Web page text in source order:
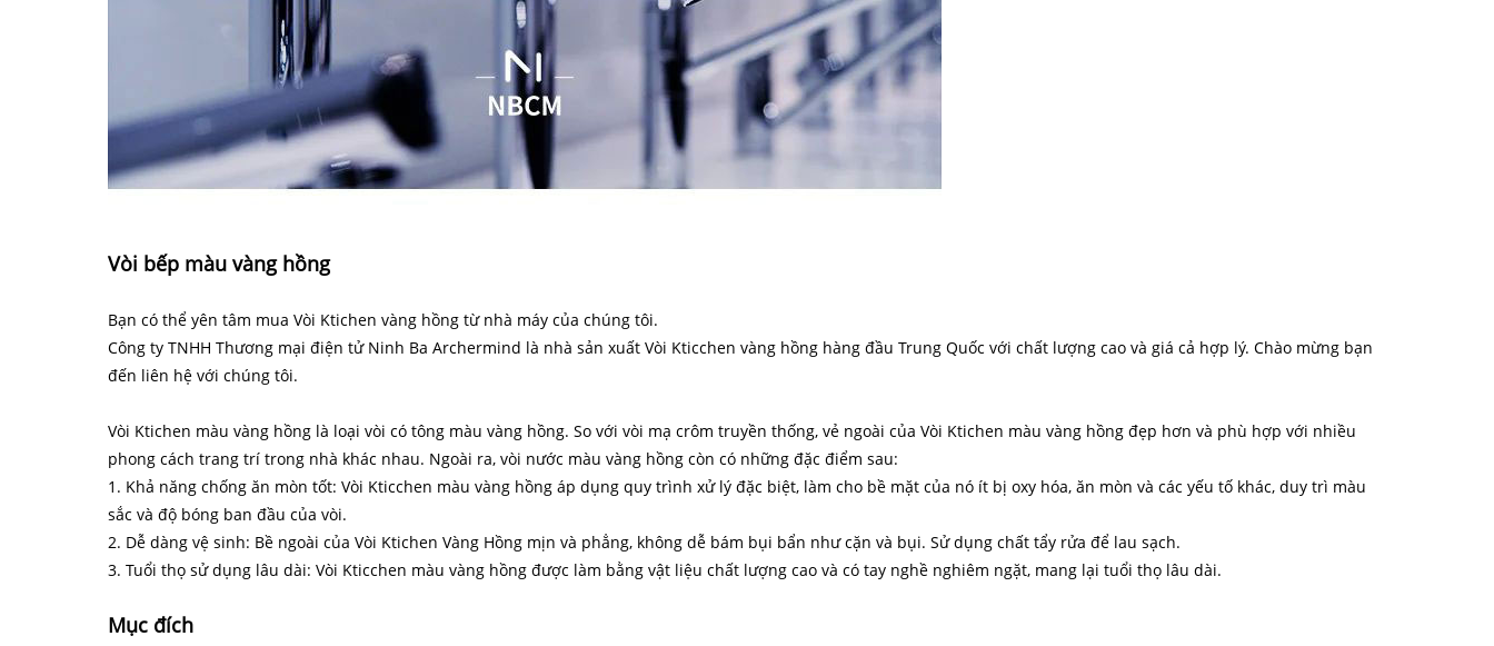
Vòi bếp màu vàng hồng
Bạn có thể yên tâm mua Vòi Ktichen vàng hồng từ nhà máy của chúng tôi.
Công ty TNHH Thương mại điện tử Ninh Ba Archermind là nhà sản xuất Vòi Kticchen vàng hồng hàng đầu Trung Quốc với chất lượng cao và giá cả hợp lý. Chào mừng bạn
đến liên hệ với chúng tôi.
Vòi Ktichen màu vàng hồng là loại vòi có tông màu vàng hồng. So với vòi mạ crôm truyền thống, vẻ ngoài của Vòi Ktichen màu vàng hồng đẹp hơn và phù hợp với nhiều
phong cách trang trí trong nhà khác nhau. Ngoài ra, vòi nước màu vàng hồng còn có những đặc điểm sau:
1. Khả năng chống ăn mòn tốt: Vòi Kticchen màu vàng hồng áp dụng quy trình xử lý đặc biệt, làm cho bề mặt của nó ít bị oxy hóa, ăn mòn và các yếu tố khác, duy trì màu
sắc và độ bóng ban đầu của vòi.
2. Dễ dàng vệ sinh: Bề ngoài của Vòi Ktichen Vàng Hồng mịn và phẳng, không dễ bám bụi bẩn như cặn và bụi. Sử dụng chất tẩy rửa để lau sạch.
3. Tuổi thọ sử dụng lâu dài: Vòi Kticchen màu vàng hồng được làm bằng vật liệu chất lượng cao và có tay nghề nghiêm ngặt, mang lại tuổi thọ lâu dài.
Mục đích